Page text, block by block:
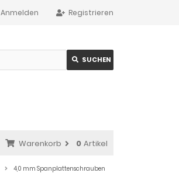
Registrieren
Anmelden
SUCHEN
Warenkorb 0 Artikel
4,0 mm Spanplattenschrauben